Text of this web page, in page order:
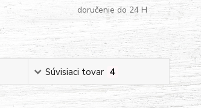
doručenie do 24 H
Súvisiaci tovar 4